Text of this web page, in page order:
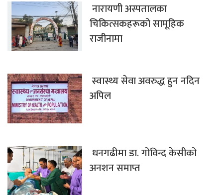
नारायणी अस्पतालका
चिकित्सकहरूको सामूहिक
राजीनामा
स्वास्थ्य सेवा अवरुद्ध हुन नदिन
अपिल
धनगढीमा डा. गोविन्द केसीको
अनशन समाप्त